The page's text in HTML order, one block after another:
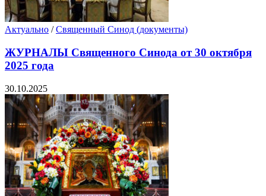
Актуально /Священный Синод (документы)
ЖУРНАЛЫ Священного Синода от 30 октября
2025 года
30.10.2025